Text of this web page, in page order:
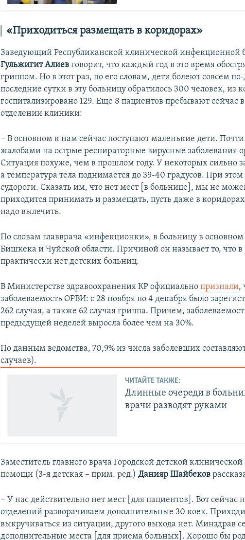
«Приходиться размещать в коридорах»
Заведующий Республиканской клинической инфекционной
Гульжигит Алиев говорит, что каждый год в это время
гриппом. Но в этот раз, по его словам, дети болеют совсем
последние сутки в эту больницу обратилось 300 человек, из
госпитализировано 129. Еще 8 пациентов пребывают
отделении клиники:
− В основном к нам сейчас поступают маленькие дети.
жалобами на острые респираторные вирусные заболевания
Ситуация похуже, чем в прошлом году. У некоторых сильно
а температура тела поднимается до 39-40 градусов. При
судороги. Сказать им, что нет мест [в больнице], мы не
приходится принимать и размещать, пусть даже в
надо вылечить.
По словам главврача «инфекционки», в больницу в
Бишкека и Чуйской области. Причиной он называет то, что
практически нет детских больниц.
В Министерстве здравоохранения КР официальнопризнали,
заболеваемость ОРВИ: с 28 ноября по 4 декабря было
262 случая, а также 62 случая гриппа. Причем,
предыдущей неделей выросла более чем на 30%.
По данным ведомства, 70,9% из числа заболевших
случаев).
ЧИТАЙТЕ ТАКЖЕ:
Длинные очереди в
врачи разводят руками
Заместитель главного врача Городской детской
помощи (3-я детская – прим. ред.)Данияр Шайбеков
− У нас действительно нет мест [для пациентов]. Вот сейчас
отделений разворачиваем дополнительные 30 коек.
выкручиваться из ситуации, другого выхода нет. Минздрав
дополнительные места [для приема больных]. Хорошо бы